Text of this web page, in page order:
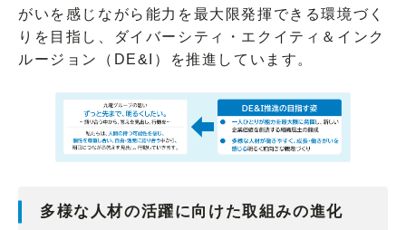
がいを感じながら能力を最大限発揮できる環境づく
りを目指し、ダイバーシティ・エクイティ＆インク
ルージョン（DE&I）を推進しています。
多様な人材の活躍に向けた取組みの進化